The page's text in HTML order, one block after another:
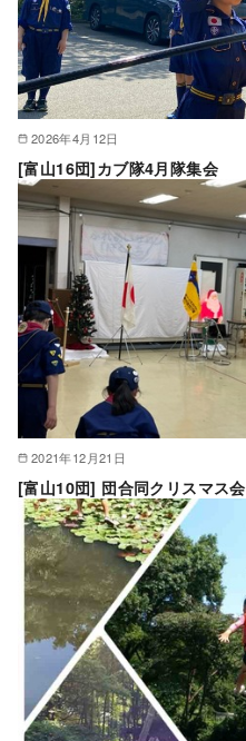
2026年4月12日
[富山16団]カブ隊4月隊集会
2021年12月21日
[富山10団] 団合同クリスマス会